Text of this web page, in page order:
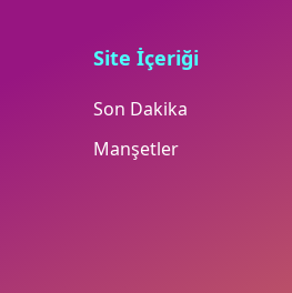
Site İçeriği
Son Dakika
Manşetler